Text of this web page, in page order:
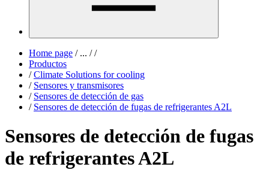
Home page /... / /
Productos
/ Climate Solutions for cooling
/ Sensores y transmisores
/ Sensores de detección de gas
/ Sensores de detección de fugas de refrigerantes A2L
Sensores de detección de fugas
de refrigerantes A2L